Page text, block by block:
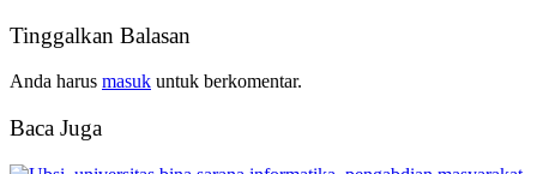
Tinggalkan Balasan
Anda harus masuk untuk berkomentar.
Baca Juga